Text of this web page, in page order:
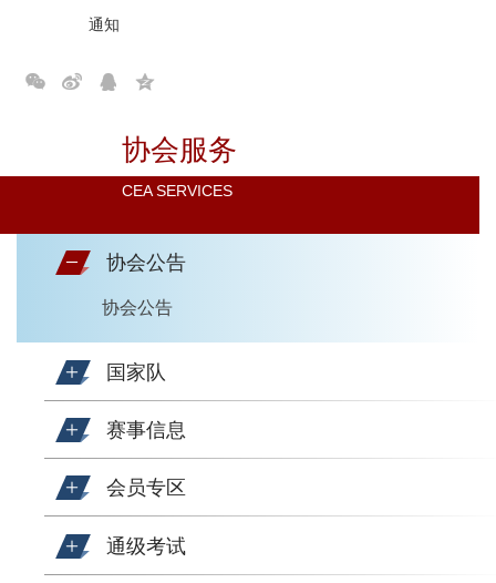
协会服务
CEA SERVICES
协会公告
协会公告
国家队
赛事信息
会员专区
通级考试
通知